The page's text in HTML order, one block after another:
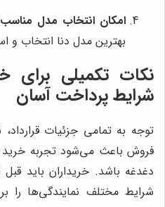
امکان انتخاب مدل
بهترین مدل دنا انتخاب و
نکات تکمیلی برای
شرایط پرداخت آسان
توجه به تمامی جزئیات
فروش باعث می‌شود تجربه
دغدغه باشد. خریداران باید
شرایط مختلف نمایندگی‌ها را